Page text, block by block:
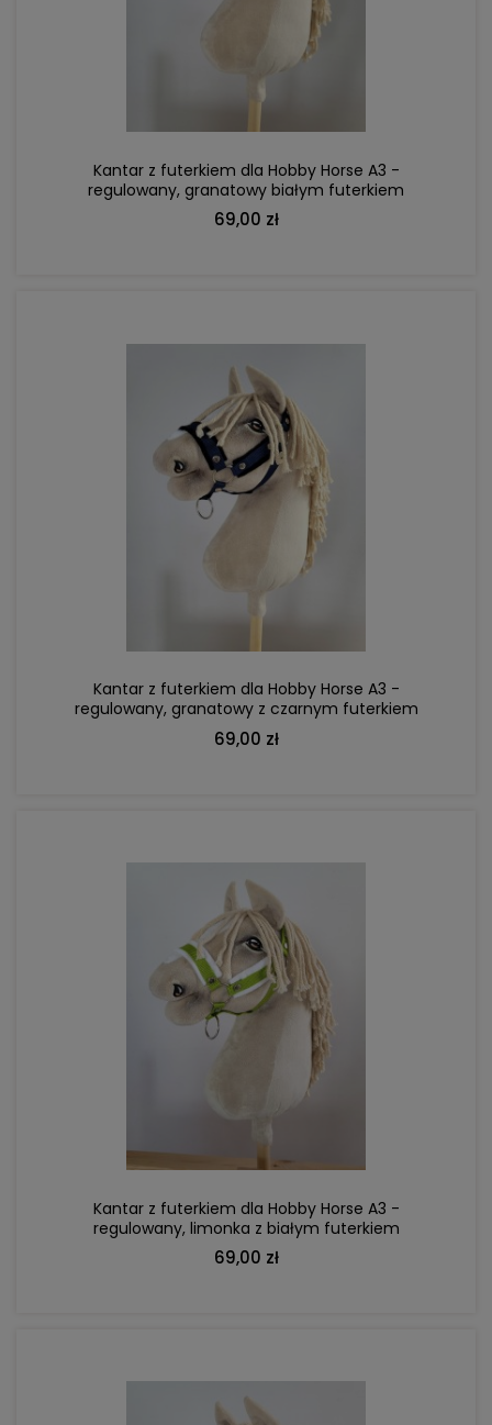
Kantar z futerkiem dla Hobby Horse A3 -
regulowany, granatowy białym futerkiem
69,00 zł
Kantar z futerkiem dla Hobby Horse A3 -
regulowany, granatowy z czarnym futerkiem
69,00 zł
Kantar z futerkiem dla Hobby Horse A3 -
regulowany, limonka z białym futerkiem
69,00 zł